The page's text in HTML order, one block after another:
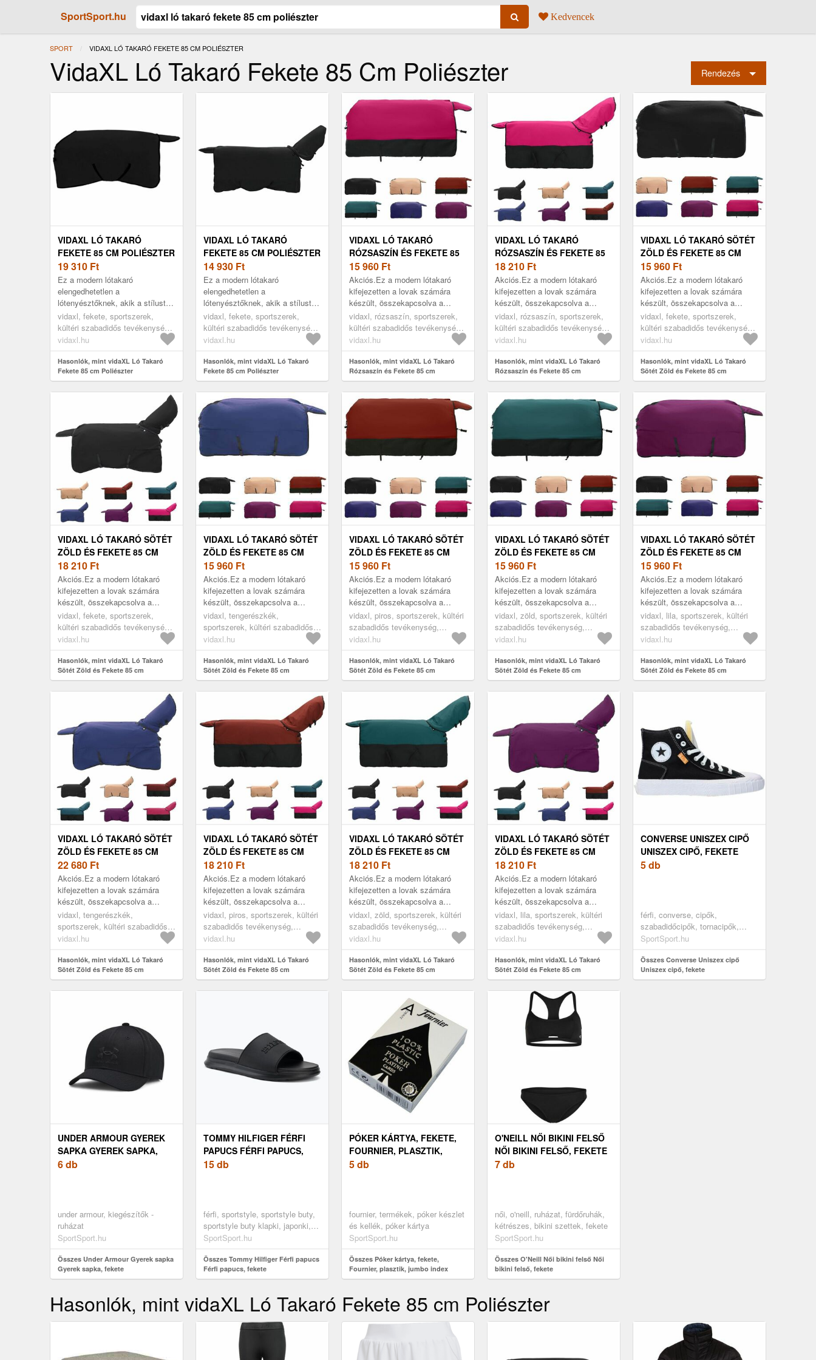
SportSport.hu Kedvencek
SPORT JELENLEGI:
VIDAXL LÓ TAKARÓ FEKETE 85 CM POLIÉSZTER
VidaXL Ló Takaró Fekete 85 Cm Poliészter Rendezés
VIDAXL LÓ TAKARÓ
FEKETE 85 CM POLIÉSZTER
19 310 Ft
Ez a modern lótakaró
elengedhetetlen a
lótenyésztőknek, akik a stílust
és a funkcionalitást keresik.
Tartós poliészterből készült,
puha bársonyos t...
vidaxl, fekete, sportszerek,
kültéri szabadidős tevékenység,
lovaglás, lógondozás, lótakarók
vidaxl.hu
Hasonlók, mint vidaXL Ló Takaró
Fekete 85 cm Poliészter
VIDAXL LÓ TAKARÓ
FEKETE 85 CM POLIÉSZTER
14 930 Ft
Ez a modern lótakaró
elengedhetetlen a
lótenyésztőknek, akik a stílust
és a funkcionalitást keresik.
Tartós poliészterből készült,
puha bársonyos t...
vidaxl, fekete, sportszerek,
kültéri szabadidős tevékenység,
lovaglás, lógondozás, lótakarók
vidaxl.hu
Hasonlók, mint vidaXL Ló Takaró
Fekete 85 cm Poliészter
VIDAXL LÓ TAKARÓ
RÓZSASZÍN ÉS FEKETE 85
CM POLIÉSZTER
15 960 Ft
Akciós.Ez a modern lótakaró
kifejezetten a lovak számára
készült, összekapcsolva a
stílust és a praktikát. Kültéri
használatra lett tervezve, jól védi
a l...
vidaxl, rózsaszín, sportszerek,
kültéri szabadidős tevékenység,
lovaglás, lógondozás, lótakarók
vidaxl.hu
Hasonlók, mint vidaXL Ló Takaró
Rózsaszín és Fekete 85 cm
Poliészter
VIDAXL LÓ TAKARÓ
RÓZSASZÍN ÉS FEKETE 85
CM POLIÉSZTER
18 210 Ft
Akciós.Ez a modern lótakaró
kifejezetten a lovak számára
készült, összekapcsolva a
stílust és a praktikát. Kültéri
használatra lett tervezve, jól védi
a l...
vidaxl, rózsaszín, sportszerek,
kültéri szabadidős tevékenység,
lovaglás, lógondozás, lótakarók
vidaxl.hu
Hasonlók, mint vidaXL Ló Takaró
Rózsaszín és Fekete 85 cm
Poliészter
VIDAXL LÓ TAKARÓ SÖTÉT
ZÖLD ÉS FEKETE 85 CM
POLIÉSZTER
15 960 Ft
Akciós.Ez a modern lótakaró
kifejezetten a lovak számára
készült, összekapcsolva a
stílust és a praktikát. Kültéri
használatra lett tervezve, jól védi
a l...
vidaxl, fekete, sportszerek,
kültéri szabadidős tevékenység,
lovaglás, lógondozás, lótakarók
vidaxl.hu
Hasonlók, mint vidaXL Ló Takaró
Sötét Zöld és Fekete 85 cm
Poliészter
VIDAXL LÓ TAKARÓ SÖTÉT
ZÖLD ÉS FEKETE 85 CM
POLIÉSZTER
18 210 Ft
Akciós.Ez a modern lótakaró
kifejezetten a lovak számára
készült, összekapcsolva a
stílust és a praktikát. Kültéri
használatra lett tervezve, jól védi
a l...
vidaxl, fekete, sportszerek,
kültéri szabadidős tevékenység,
lovaglás, lógondozás, lótakarók
vidaxl.hu
Hasonlók, mint vidaXL Ló Takaró
Sötét Zöld és Fekete 85 cm
Poliészter
VIDAXL LÓ TAKARÓ SÖTÉT
ZÖLD ÉS FEKETE 85 CM
POLIÉSZTER
15 960 Ft
Akciós.Ez a modern lótakaró
kifejezetten a lovak számára
készült, összekapcsolva a
stílust és a praktikát. Kültéri
használatra lett tervezve, jól védi
a l...
vidaxl, tengerészkék,
sportszerek, kültéri szabadidős
tevékenység, lovaglás,
vidaxl.hu
Hasonlók, mint vidaXL Ló Takaró
Sötét Zöld és Fekete 85 cm
Poliészter
VIDAXL LÓ TAKARÓ SÖTÉT
ZÖLD ÉS FEKETE 85 CM
POLIÉSZTER
15 960 Ft
Akciós.Ez a modern lótakaró
kifejezetten a lovak számára
készült, összekapcsolva a
stílust és a praktikát. Kültéri
használatra lett tervezve, jól védi
a l...
vidaxl, piros, sportszerek, kültéri
szabadidős tevékenység,
lovaglás, lógondozás, lótakarók
vidaxl.hu
Hasonlók, mint vidaXL Ló Takaró
Sötét Zöld és Fekete 85 cm
Poliészter
VIDAXL LÓ TAKARÓ SÖTÉT
ZÖLD ÉS FEKETE 85 CM
POLIÉSZTER
15 960 Ft
Akciós.Ez a modern lótakaró
kifejezetten a lovak számára
készült, összekapcsolva a
stílust és a praktikát. Kültéri
használatra lett tervezve, jól védi
a l...
vidaxl, zöld, sportszerek, kültéri
szabadidős tevékenység,
lovaglás, lógondozás, lótakarók
vidaxl.hu
Hasonlók, mint vidaXL Ló Takaró
Sötét Zöld és Fekete 85 cm
Poliészter
VIDAXL LÓ TAKARÓ SÖTÉT
ZÖLD ÉS FEKETE 85 CM
POLIÉSZTER
15 960 Ft
Akciós.Ez a modern lótakaró
kifejezetten a lovak számára
készült, összekapcsolva a
stílust és a praktikát. Kültéri
használatra lett tervezve, jól védi
a l...
vidaxl, lila, sportszerek, kültéri
szabadidős tevékenység,
lovaglás, lógondozás, lótakarók
vidaxl.hu
Hasonlók, mint vidaXL Ló Takaró
Sötét Zöld és Fekete 85 cm
Poliészter
VIDAXL LÓ TAKARÓ SÖTÉT
ZÖLD ÉS FEKETE 85 CM
POLIÉSZTER
22 680 Ft
Akciós.Ez a modern lótakaró
kifejezetten a lovak számára
készült, összekapcsolva a
stílust és a praktikát. Kültéri
használatra lett tervezve, jól védi
a l...
vidaxl, tengerészkék,
sportszerek, kültéri szabadidős
tevékenység, lovaglás,
vidaxl.hu
Hasonlók, mint vidaXL Ló Takaró
Sötét Zöld és Fekete 85 cm
Poliészter
VIDAXL LÓ TAKARÓ SÖTÉT
ZÖLD ÉS FEKETE 85 CM
POLIÉSZTER
18 210 Ft
Akciós.Ez a modern lótakaró
kifejezetten a lovak számára
készült, összekapcsolva a
stílust és a praktikát. Kültéri
használatra lett tervezve, jól védi
a l...
vidaxl, piros, sportszerek, kültéri
szabadidős tevékenység,
lovaglás, lógondozás, lótakarók
vidaxl.hu
Hasonlók, mint vidaXL Ló Takaró
Sötét Zöld és Fekete 85 cm
Poliészter
VIDAXL LÓ TAKARÓ SÖTÉT
ZÖLD ÉS FEKETE 85 CM
POLIÉSZTER
18 210 Ft
Akciós.Ez a modern lótakaró
kifejezetten a lovak számára
készült, összekapcsolva a
stílust és a praktikát. Kültéri
használatra lett tervezve, jól védi
a l...
vidaxl, zöld, sportszerek, kültéri
szabadidős tevékenység,
lovaglás, lógondozás, lótakarók
vidaxl.hu
Hasonlók, mint vidaXL Ló Takaró
Sötét Zöld és Fekete 85 cm
Poliészter
VIDAXL LÓ TAKARÓ SÖTÉT
ZÖLD ÉS FEKETE 85 CM
POLIÉSZTER
18 210 Ft
Akciós.Ez a modern lótakaró
kifejezetten a lovak számára
készült, összekapcsolva a
stílust és a praktikát. Kültéri
használatra lett tervezve, jól védi
a l...
vidaxl, lila, sportszerek, kültéri
szabadidős tevékenység,
lovaglás, lógondozás, lótakarók
vidaxl.hu
Hasonlók, mint vidaXL Ló Takaró
Sötét Zöld és Fekete 85 cm
Poliészter
CONVERSE UNISZEX CIPŐ
UNISZEX CIPŐ, FEKETE
5 db
férfi, converse, cipők,
szabadidőcipők, tornacipők,
magas szárú tornacipők, fekete
SportSport.hu
Összes Converse Uniszex cipő
Uniszex cipő, fekete
UNDER ARMOUR GYEREK
SAPKA GYEREK SAPKA,
FEKETE
6 db
under armour, kiegészítők -
ruházat
SportSport.hu
Összes Under Armour Gyerek sapka
Gyerek sapka, fekete
TOMMY HILFIGER FÉRFI
PAPUCS FÉRFI PAPUCS,
FEKETE
15 db
férfi, sportstyle, sportstyle buty,
sportstyle buty klapki, japonki,
fekete
SportSport.hu
Összes Tommy Hilfiger Férfi papucs
Férfi papucs, fekete
PÓKER KÁRTYA, FEKETE,
FOURNIER, PLASZTIK,
JUMBO INDEX
5 db
fournier, termékek, póker készlet
és kellék, póker kártya
SportSport.hu
Összes Póker kártya, fekete,
Fournier, plasztik, jumbo index
O'NEILL NŐI BIKINI FELSŐ
NŐI BIKINI FELSŐ, FEKETE
7 db
női, o'neill, ruházat, fürdőruhák,
kétrészes, bikini szettek, fekete
SportSport.hu
Összes O'Neill Női bikini felső Női
bikini felső, fekete
Hasonlók, mint vidaXL Ló Takaró Fekete 85 cm Poliészter